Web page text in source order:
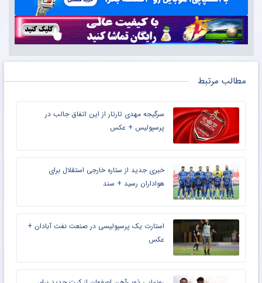
مطالب مرتبط
سرگیجه مهدی تارتار از این اتفاق جالب در
پرسپولیس + عکس
خبری جدید از ستاره خارجی استقلال برای
هواداران رسید + سند
استارت یک پرسپولیسی در صنعت نفت آبادان +
عکس